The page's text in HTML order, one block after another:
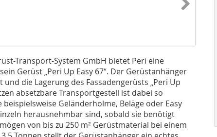
Transport-System GmbH bietet Peri eine
Gerüst „Peri Up Easy 67“. Der Gerüstanhänger
die Lagerung des Fassadengerüsts „Peri Up
absetzbare Transportgestell ist dabei so
Geländerholme, Beläge oder Easy
herausnehmbar sind, sobald sie benötigt
von bis zu 250 m² Gerüstmaterial bei einem